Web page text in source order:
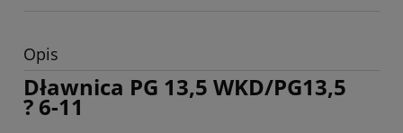
Opis
Dławnica PG 13,5 WKD/PG13,5
? 6-11